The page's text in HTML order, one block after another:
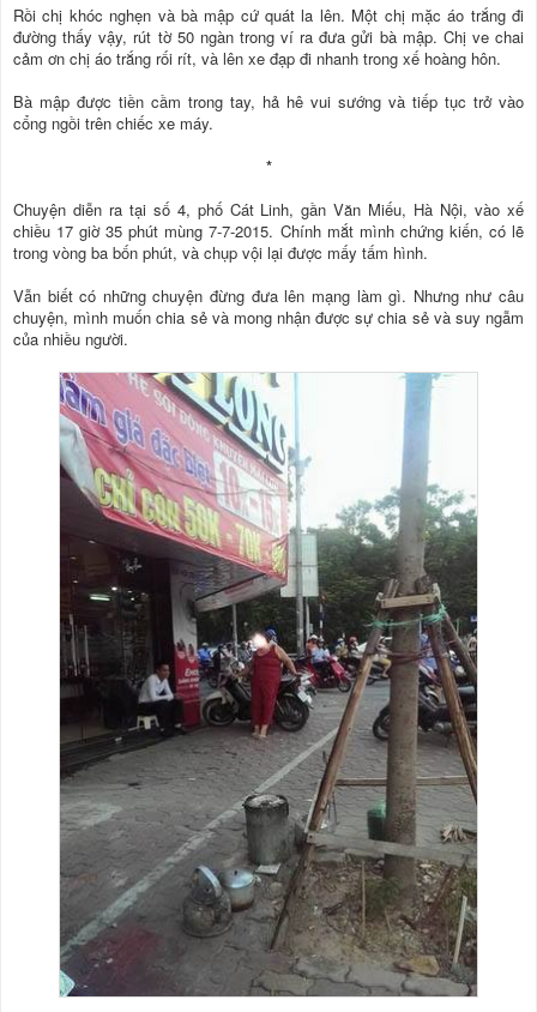
Rồi chị khóc nghẹn và bà mập cứ quát la lên. Một chị mặc áo trắng đi
đường thấy vậy, rút tờ 50 ngàn trong ví ra đưa gửi bà mập. Chị ve chai
cảm ơn chị áo trắng rối rít, và lên xe đạp đi nhanh trong xế hoàng hôn.
Bà mập được tiền cầm trong tay, hả hê vui sướng và tiếp tục trở vào
cổng ngồi trên chiếc xe máy.
*
Chuyện diễn ra tại số 4, phố Cát Linh, gần Văn Miếu, Hà Nội, vào xế
chiều 17 giờ 35 phút mùng 7-7-2015. Chính mắt mình chứng kiến, có lẽ
trong vòng ba bốn phút, và chụp vội lại được mấy tấm hình.
Vẫn biết có những chuyện đừng đưa lên mạng làm gì. Nhưng như câu
chuyện, mình muốn chia sẻ và mong nhận được sự chia sẻ và suy ngẫm
của nhiều người.